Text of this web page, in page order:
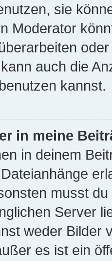
sie
Moderator
auch die
kannst.
in meine
in deinem
musst
Server
weder Bilder
es ist ein